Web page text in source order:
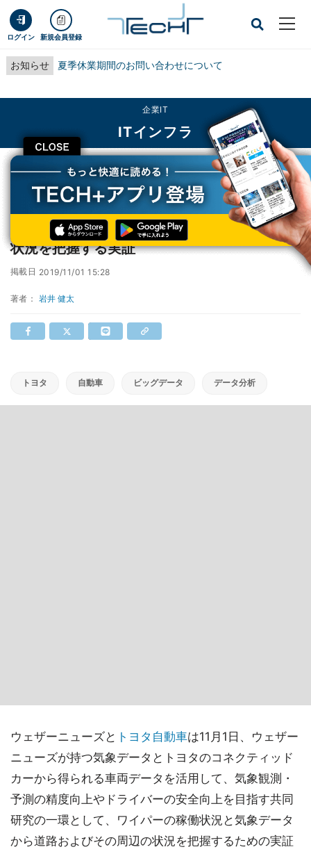
ログイン 新規会員登録
お知らせ 夏季休業期間のお問い合わせについて
CLOSE
企業IT
ITインフラ
TECH+ 企業IT
ITインフラ
ワイパーの稼働状況と気象データから周辺の状況を把握する実証
ワイパーの稼働状況と気象データから周辺の
状況を把握する実証
掲載日 2019/11/01 15:28
著者： 岩井 健太
トヨタ 自動車 ビッグデータ データ分析
ウェザーニューズと トヨタ 自動車は11月1日、ウェザー
ニューズが持つ気象データとトヨタのコネクティッド
カーから得られる車両データを活用して、気象観測・
予測の精度向上やドライバーの安全向上を目指す共同
研究の一環として、ワイパーの稼働状況と気象データ
から道路およびその周辺の状況を把握するための実証